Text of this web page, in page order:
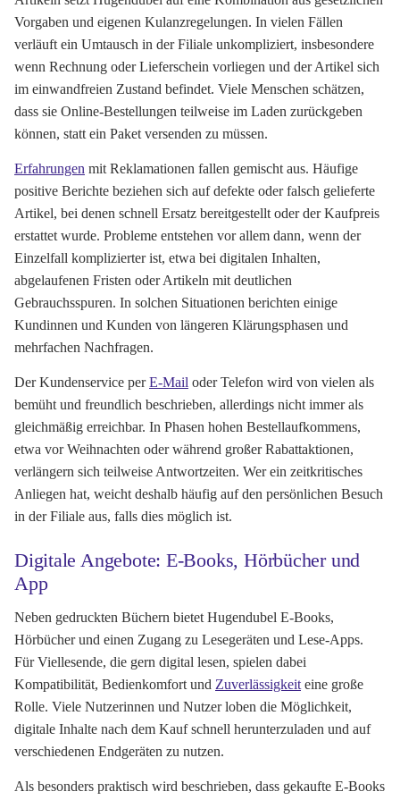
Vorgaben und eigenen Kulanzregelungen. In vielen Fällen
verläuft ein Umtausch in der Filiale unkompliziert, insbesondere
wenn Rechnung oder Lieferschein vorliegen und der Artikel sich
im einwandfreien Zustand befindet. Viele Menschen schätzen,
dass sie Online-Bestellungen teilweise im Laden zurückgeben
können, statt ein Paket versenden zu müssen.
Erfahrungen mit Reklamationen fallen gemischt aus. Häufige
positive Berichte beziehen sich auf defekte oder falsch gelieferte
Artikel, bei denen schnell Ersatz bereitgestellt oder der Kaufpreis
erstattet wurde. Probleme entstehen vor allem dann, wenn der
Einzelfall komplizierter ist, etwa bei digitalen Inhalten,
abgelaufenen Fristen oder Artikeln mit deutlichen
Gebrauchsspuren. In solchen Situationen berichten einige
Kundinnen und Kunden von längeren Klärungsphasen und
mehrfachen Nachfragen.
Der Kundenservice perE-Mail oder Telefon wird von vielen als
bemüht und freundlich beschrieben, allerdings nicht immer als
gleichmäßig erreichbar. In Phasen hohen Bestellaufkommens,
etwa vor Weihnachten oder während großer Rabattaktionen,
verlängern sich teilweise Antwortzeiten. Wer ein zeitkritisches
Anliegen hat, weicht deshalb häufig auf den persönlichen Besuch
in der Filiale aus, falls dies möglich ist.
Digitale Angebote: E-Books, Hörbücher und
App
Neben gedruckten Büchern bietet Hugendubel E-Books,
Hörbücher und einen Zugang zu Lesegeräten und Lese-Apps.
Für Viellesende, die gern digital lesen, spielen dabei
Kompatibilität, Bedienkomfort und Zuverlässigkeit eine große
Rolle. Viele Nutzerinnen und Nutzer loben die Möglichkeit,
digitale Inhalte nach dem Kauf schnell herunterzuladen und auf
verschiedenen Endgeräten zu nutzen.
Als besonders praktisch wird beschrieben, dass gekaufte E-Books